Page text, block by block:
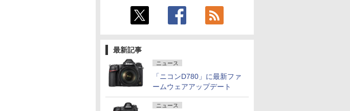
最新記事
ニュース
「ニコンD780」に最新ファ
ームウェアアップデート
ニュース